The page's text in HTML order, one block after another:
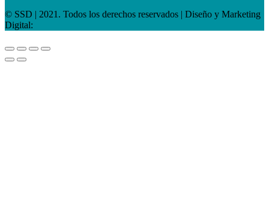
© SSD | 2021. Todos los derechos reservados | Diseño y Marketing
Digital: